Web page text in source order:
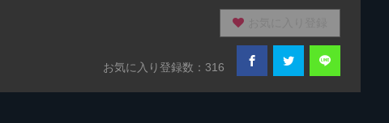
お気に入り登録数：316